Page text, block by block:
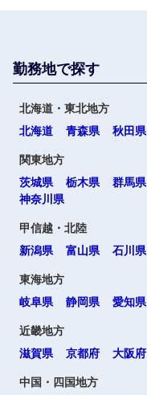
中国・四国地方
香川県
高知県
九州・沖縄
勤務地で探す
北海道・東北地方
北海道
青森県 秋田県
関東地方
茨城県
栃木県 群馬県
神奈川県
甲信越・北陸
新潟県
富山県 石川県
東海地方
岐阜県
静岡県 愛知県
近畿地方
滋賀県
京都府 大阪府
中国・四国地方